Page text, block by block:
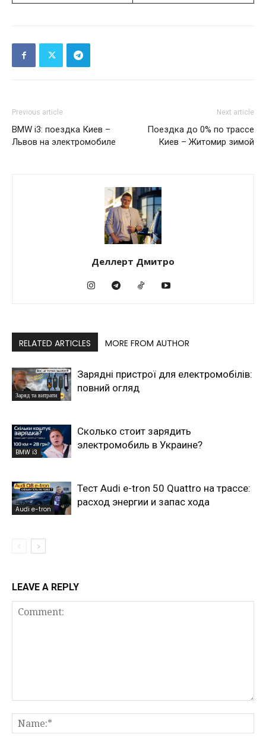
Previous article
BMW i3: поездка Киев –
Львов на электромобиле
Next article
Поездка до 0% по трассе
Киев – Житомир зимой
Деллерт Дмитро
RELATED ARTICLES MORE FROM AUTHOR
Заряд та витрати
Зарядні пристрої для електромобілів:
повний огляд
BMW i3
Сколько стоит зарядить
электромобиль в Украине?
Audi e-tron
Тест Audi e-tron 50 Quattro на трассе:
расход энергии и запас хода
LEAVE A REPLY